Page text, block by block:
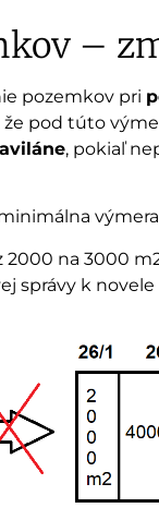
–
pozemkov pri
že pod túto
, pokiaľ
na 3000
správy k novele